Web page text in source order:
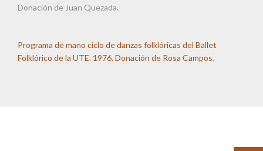
Donación de Juan Quezada.
Programa de mano ciclo de danzas folklóricas del Ballet
Folklórico de la UTE. 1976. Donación de Rosa Campos.